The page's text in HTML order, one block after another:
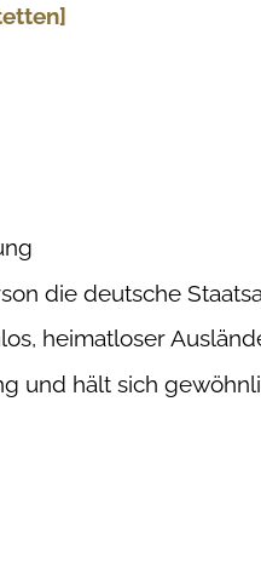
die deutsche
heimatloser
und hält sich